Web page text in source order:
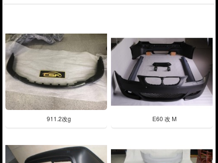
911.2改g E60 改 M